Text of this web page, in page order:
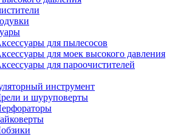
для пылесосов
для моек высокого давления
для пароочистителей
инструмент
и шуруповерты